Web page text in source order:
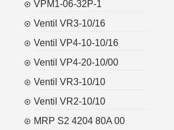
VPM1-06-32P-1
Ventil VR3-10/16
Ventil VP4-10-10/16
Ventil VP4-20-10/00
Ventil VR3-10/10
Ventil VR2-10/10
MRP S2 4204 80A 00